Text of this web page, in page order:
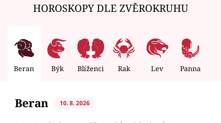
HOROSKOPY DLE ZVĚROKRUHU
Beran Býk Blíženci Rak Lev Panna
Beran 10. 8. 2026